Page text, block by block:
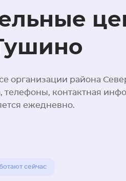
организации района
телефоны, контактная
ежедневно.
сейчас